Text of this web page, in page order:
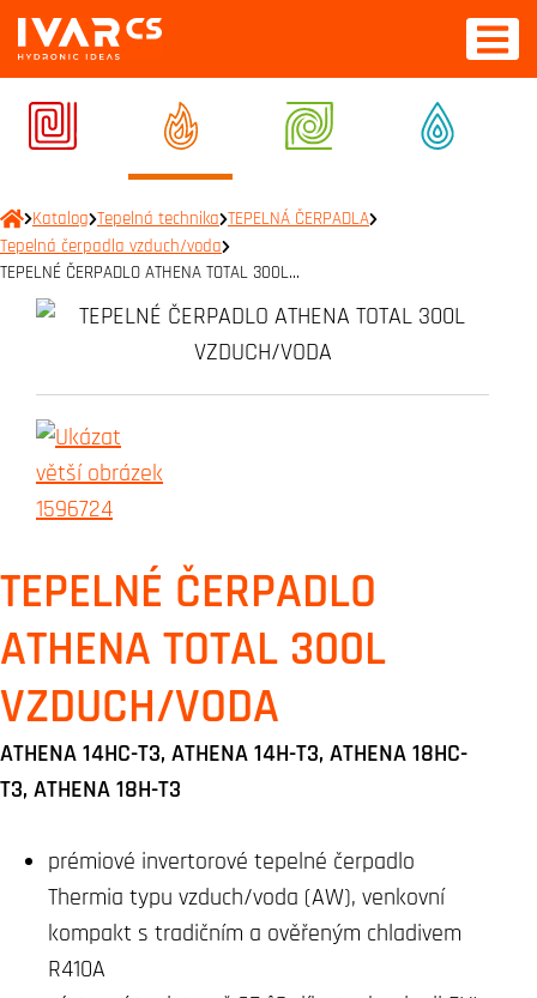
Katalog Tepelná technika TEPELNÁ ČERPADLA
Tepelná čerpadla vzduch/voda
TEPELNÉ ČERPADLO ATHENA TOTAL 300L…
TEPELNÉ ČERPADLO
ATHENA TOTAL 300L
VZDUCH/VODA
ATHENA 14HC-T3, ATHENA 14H-T3, ATHENA 18HC-
T3, ATHENA 18H-T3
prémiové invertorové tepelné čerpadlo
Thermia typu vzduch/voda (AW), venkovní
kompakt s tradičním a ověřeným chladivem
R410A